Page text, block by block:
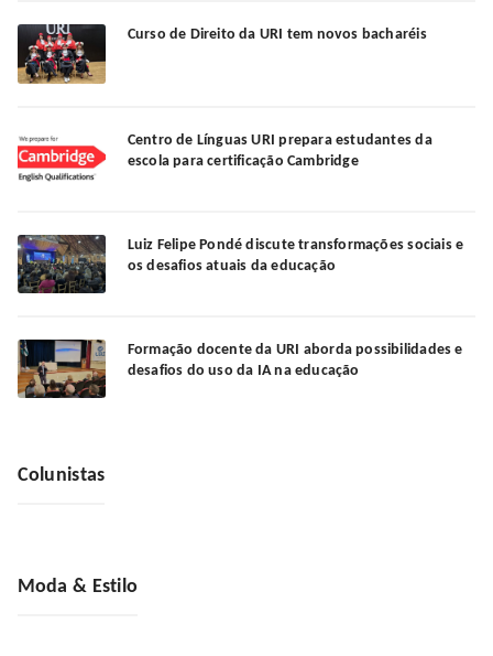
Curso de Direito da URI tem novos bacharéis
Centro de Línguas URI prepara estudantes da
escola para certificação Cambridge
Luiz Felipe Pondé discute transformações sociais e
os desafios atuais da educação
Formação docente da URI aborda possibilidades e
desafios do uso da IA na educação
Colunistas
Moda & Estilo